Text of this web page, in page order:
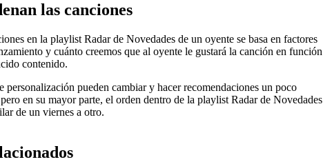
las canciones
en la playlist Radar de Novedades de un oyente se basa en factores
y cuánto creemos que al oyente le gustará la canción en función
contenido.
personalización pueden cambiar y hacer recomendaciones un poco
en su mayor parte, el orden dentro de la playlist Radar de Novedades
de un viernes a otro.